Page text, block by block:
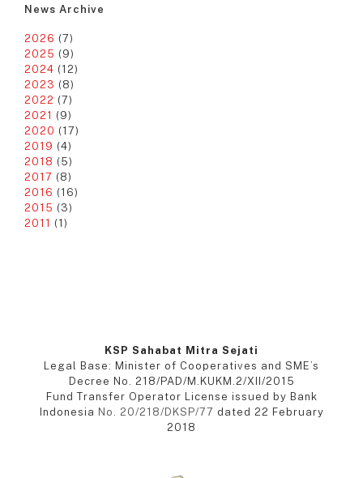
News Archive
2026 (7)
2025 (9)
2024 (12)
2023 (8)
2022 (7)
2021 (9)
2020 (17)
2019 (4)
2018 (5)
2017 (8)
2016 (16)
2015 (3)
2011 (1)
KSP Sahabat Mitra Sejati
Legal Base: Minister of Cooperatives and SME’s
Decree No. 218/PAD/M.KUKM.2/XII/2015
Fund Transfer Operator License issued by Bank
Indonesia No. 20/218/DKSP/77 dated 22 February
2018